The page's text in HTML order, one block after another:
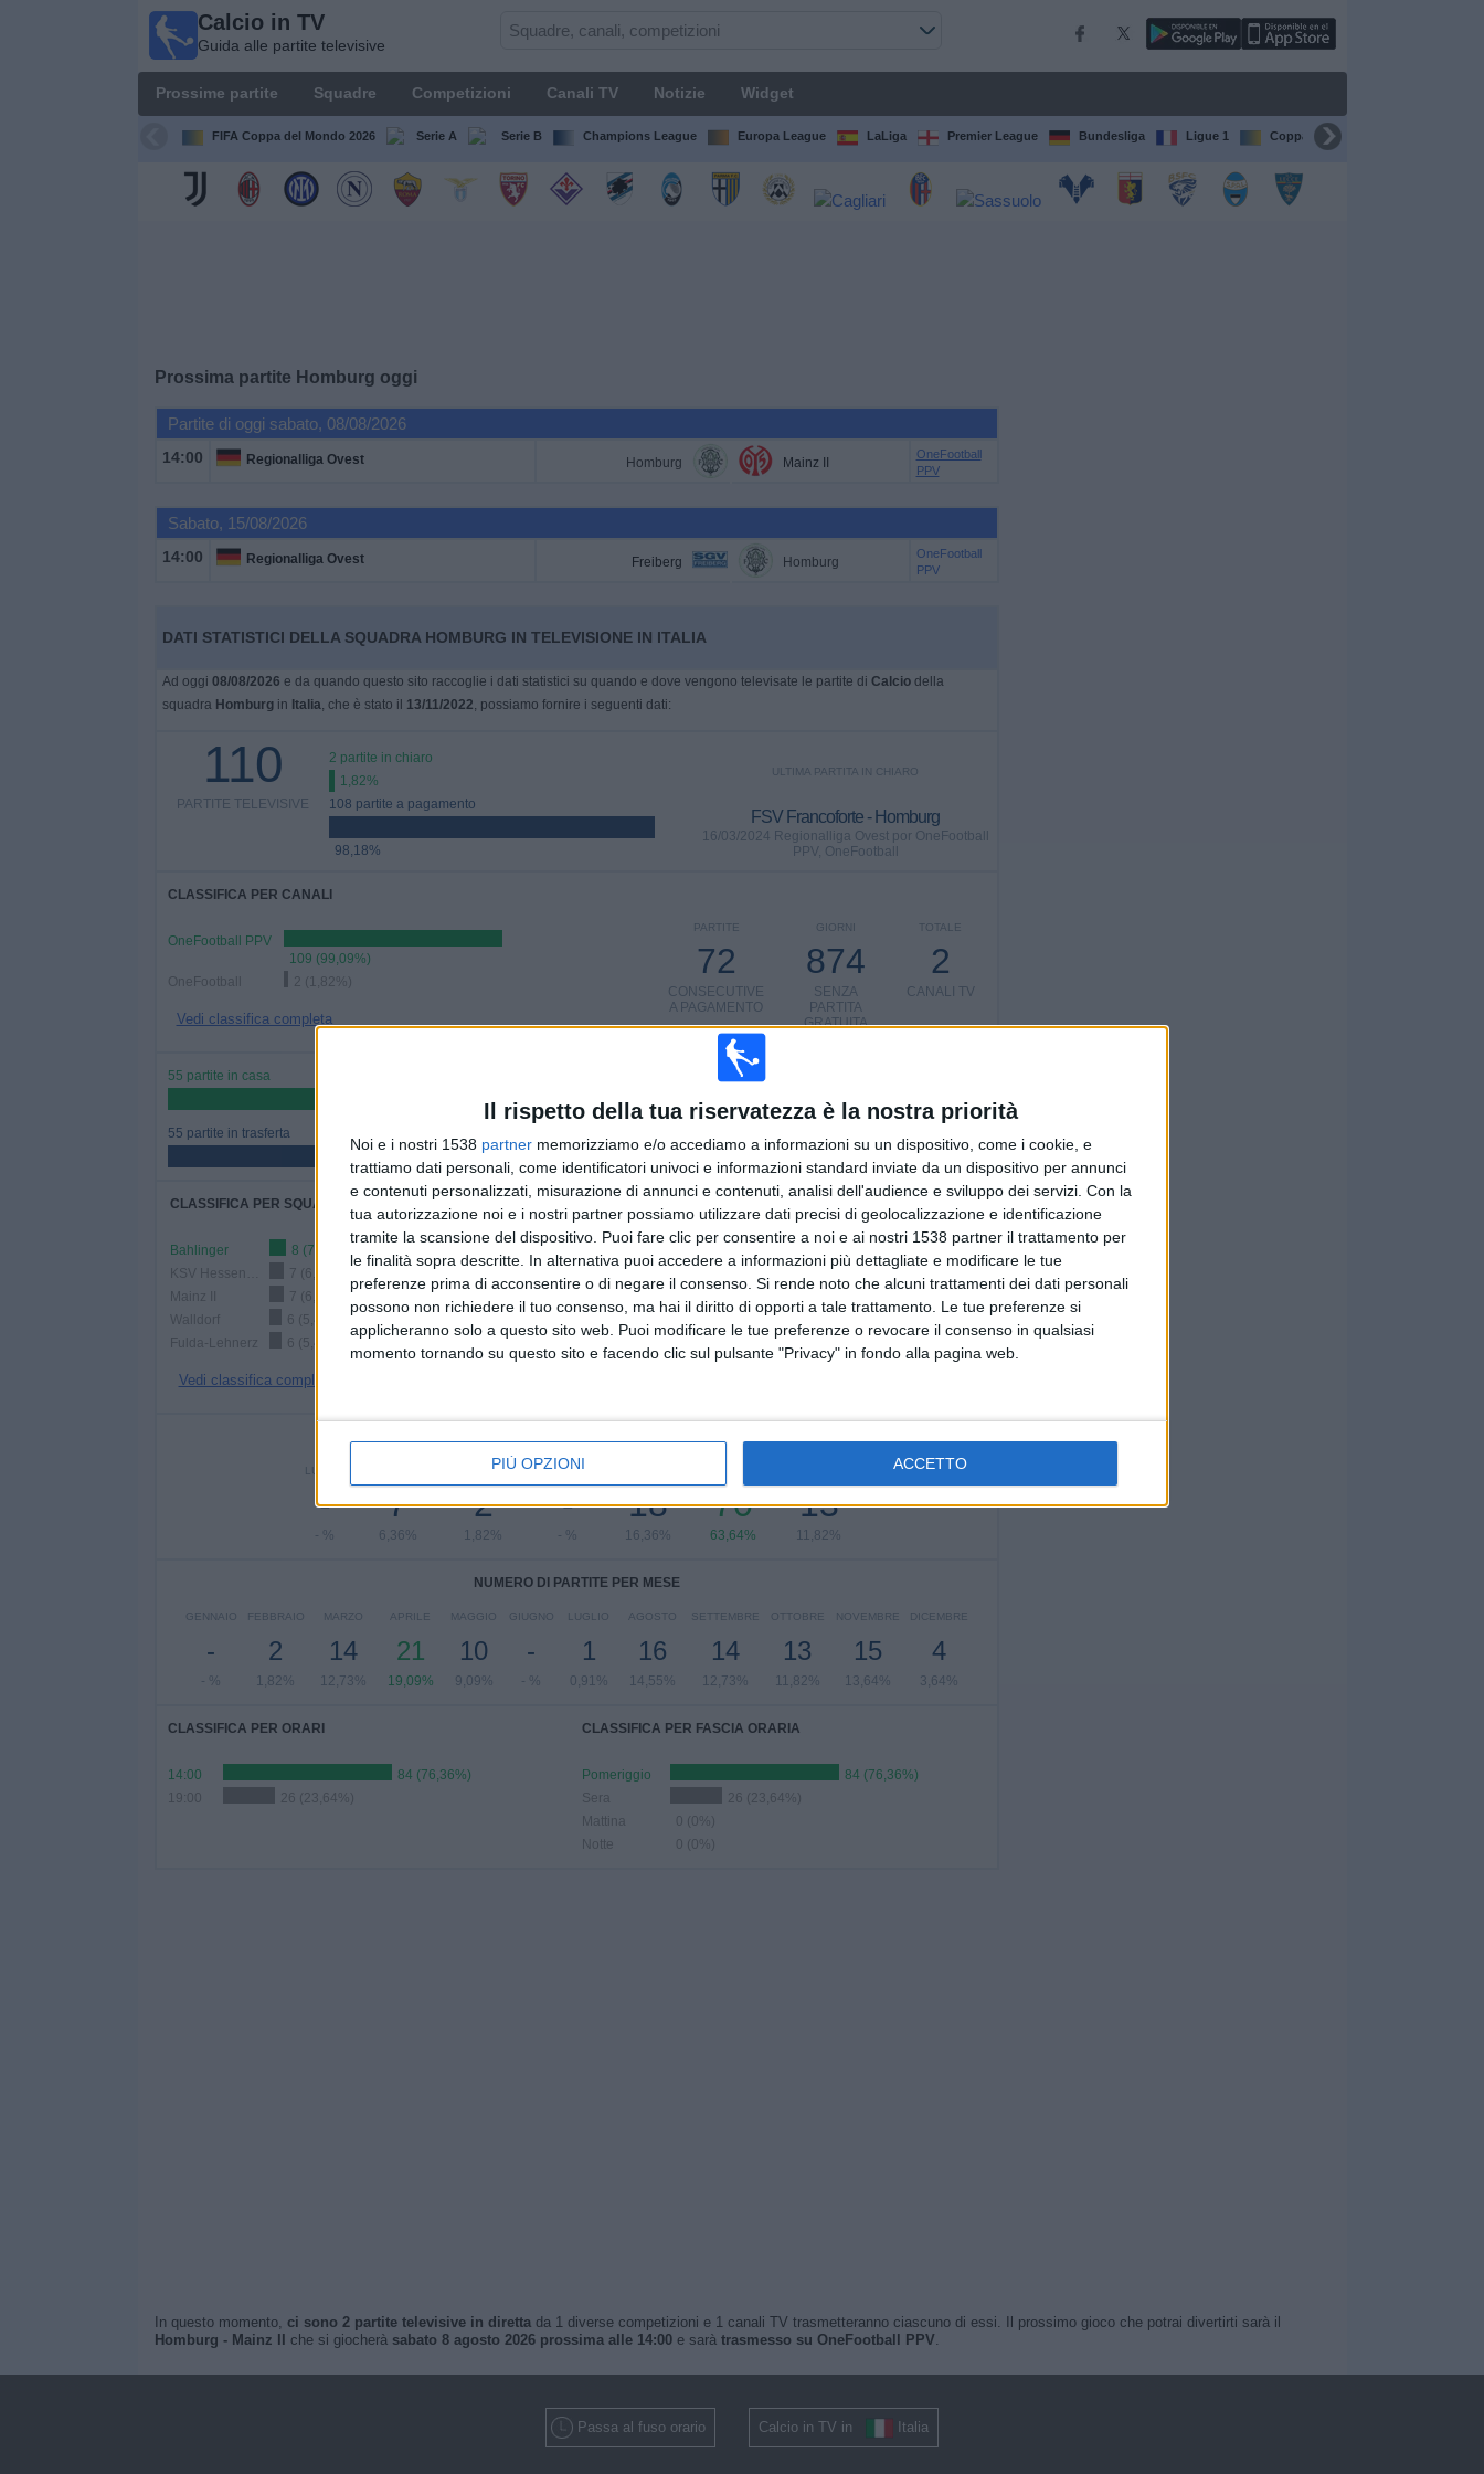
Il rispetto della tua riservatezza è la nostra priorità
Noi e i nostri 1538 partner memorizziamo e/o accediamo a informazioni su un dispositivo, come i cookie, e
trattiamo dati personali, come identificatori univoci e informazioni standard inviate da un dispositivo per annunci
e contenuti personalizzati, misurazione di annunci e contenuti, analisi dell'audience e sviluppo dei servizi. Con la
tua autorizzazione noi e i nostri partner possiamo utilizzare dati precisi di geolocalizzazione e identificazione
tramite la scansione del dispositivo. Puoi fare clic per consentire a noi e ai nostri 1538 partner il trattamento per
le finalità sopra descritte. In alternativa puoi accedere a informazioni più dettagliate e modificare le tue
preferenze prima di acconsentire o di negare il consenso. Si rende noto che alcuni trattamenti dei dati personali
possono non richiedere il tuo consenso, ma hai il diritto di opporti a tale trattamento. Le tue preferenze si
applicheranno solo a questo sito web. Puoi modificare le tue preferenze o revocare il consenso in qualsiasi
momento tornando su questo sito e facendo clic sul pulsante "Privacy" in fondo alla pagina web.
PIÙ OPZIONI ACCETTO
Calcio in TV
Guida alle partite televisive
Prossime partite Squadre Competizioni Canali TV Notizie Widget
FIFA Coppa del Mondo 2026 Serie A Serie B Champions League Europa League LaLiga Premier League Bundesliga Ligue 1 Coppa del Mondo FIFA per club
Prossima partite Homburg oggi
Partite di oggi sabato, 08/08/2026
14:00 Regionalliga Ovest Homburg Mainz II
OneFootball
PPV
Sabato, 15/08/2026
14:00 Regionalliga Ovest Freiberg Homburg
OneFootball
PPV
DATI STATISTICI DELLA SQUADRA HOMBURG IN TELEVISIONE IN ITALIA
Ad oggi 08/08/2026 e da quando questo sito raccoglie i dati statistici su quando e dove vengono televisate le partite di Calciodella
squadra Homburgin Italia, che è stato il 13/11/2022, possiamo fornire i seguenti dati:
110
PARTITE TELEVISIVE
2 partite in chiaro
1,82%
108 partite a pagamento
98,18%
ULTIMA PARTITA IN CHIARO
FSV Francoforte - Homburg
16/03/2024 Regionalliga Ovest por OneFootball
PPV, OneFootball
CLASSIFICA PER CANALI
OneFootball PPV
109 (99,09%)
OneFootball
2 (1,82%)
Vedi classifica completa
TOTALE
2
CANALI TV
GIORNI
874
SENZA
PARTITA
GRATUITA
PARTITE
72
CONSECUTIVE
A PAGAMENTO
55 partite in casa
55 partite in trasferta
27
AVVERSARI
8
VS Bahlinger
TOTALE
1
COMPETIZIONI
CLASSIFICA PER SQUADRE
Bahlinger
8 (7,27%)
7 (6,36%)
Mainz II
7 (6,36%)
Walldorf
6 (5,45%)
Fulda-Lehnerz
6 (5,45%)
Vedi classifica completa
110 (100%)
Vedi classifica completa
LUNEDÌ
-
- %
7
6,36%
MERCOLEDÌ
2
1,82%
GIOVEDÌ
-
- %
18
16,36%
70
63,64%
13
11,82%
NUMERO DI PARTITE PER MESE
GENNAIO
-
- %
FEBBRAIO
2
1,82%
MARZO
14
12,73%
APRILE
21
19,09%
MAGGIO
10
9,09%
GIUGNO
-
- %
LUGLIO
1
0,91%
AGOSTO
16
14,55%
SETTEMBRE
14
12,73%
OTTOBRE
13
11,82%
NOVEMBRE
15
13,64%
DICEMBRE
4
3,64%
CLASSIFICA PER ORARI
14:00
84 (76,36%)
19:00
26 (23,64%)
CLASSIFICA PER FASCIA ORARIA
Pomeriggio
84 (76,36%)
Sera
26 (23,64%)
Mattina
0 (0%)
Notte
0 (0%)
In questo momento, ci sono 2 partite televisive in direttada 1 diverse competizioni e 1 canali TV trasmetteranno ciascuno di essi. Il prossimo gioco che potrai divertirti sarà il
Homburg - Mainz II
che si giocherà sabato 8 agosto 2026 prossima alle 14:00e sarà trasmesso su OneFootball PPV.
Passa al fuso orario Calcio in TV in Italia